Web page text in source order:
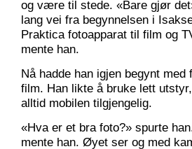
og være til stede. «Bare gjør
lang vei fra begynnelsen i
Praktica fotoapparat til film og
mente han.
Nå hadde han igjen begynt
film. Han likte å bruke lett
alltid mobilen tilgjengelig.
«Hva er et bra foto?» spurte
mente han. Øyet ser og med